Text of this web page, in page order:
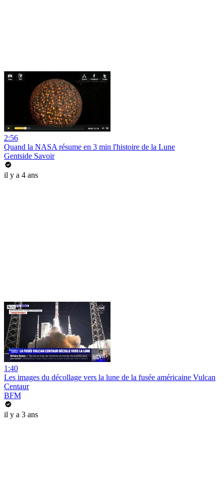
2:56
Quand la NASA résume en 3 min l'histoire de la Lune
Gentside Savoir
il y a 4 ans
1:40
Les images du décollage vers la lune de la fusée américaine Vulcan
Centaur
BFM
il y a 3 ans